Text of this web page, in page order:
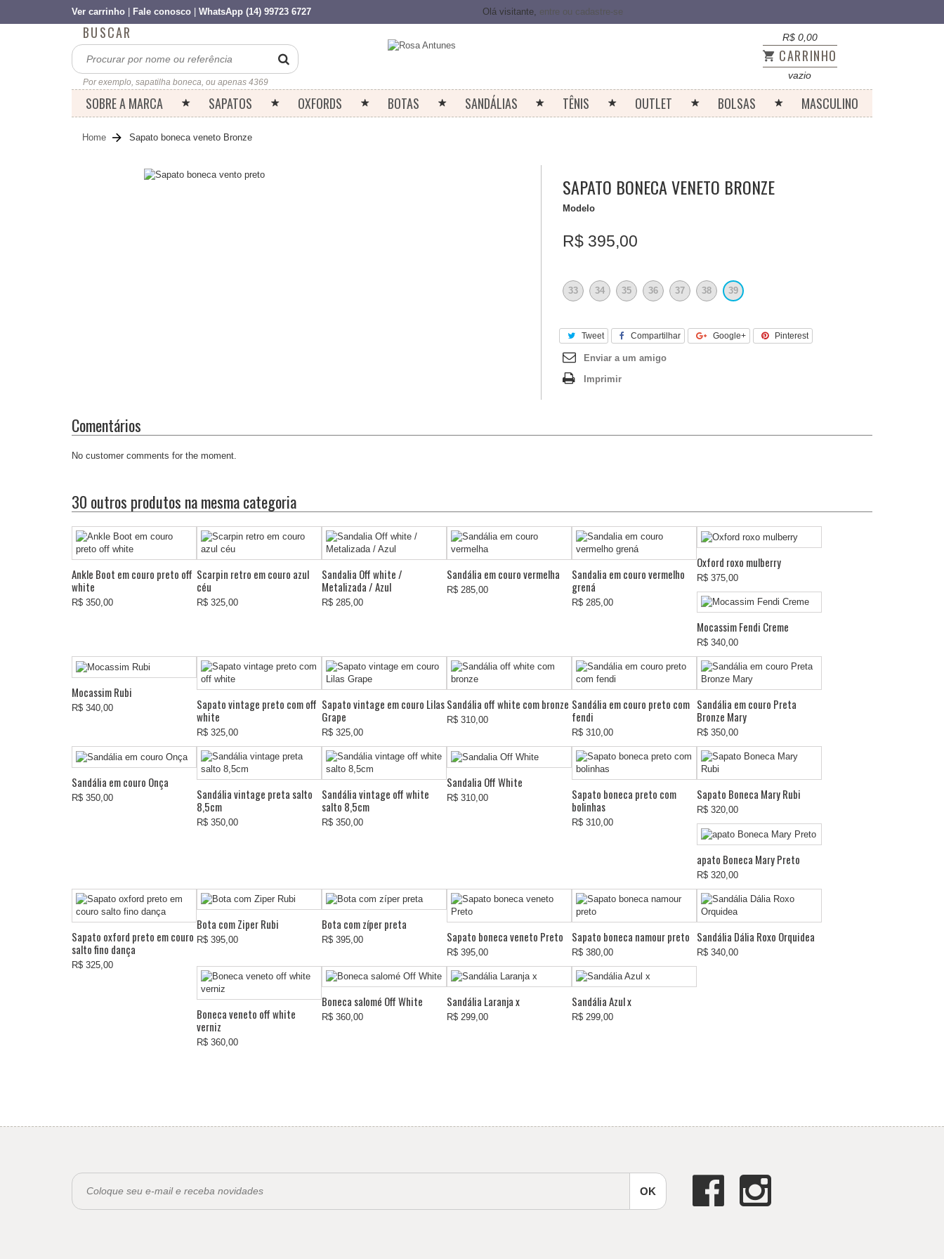
Ver carrinho Fale conosco WhatsApp (14) 99723 6727 Olá visitante, entre ou cadastre-se
BUSCAR
Por exemplo, sapatilha boneca, ou apenas 4369
R$ 0,00
CARRINHO
vazio
SOBRE A MARCA SAPATOS OXFORDS BOTAS SANDÁLIAS TÊNIS OUTLET BOLSAS MASCULINO
Home Sapato boneca veneto Bronze
SAPATO BONECA VENETO BRONZE
Modelo
R$ 395,00
33 34 35 36 37 38 39
Tweet Compartilhar Google+ Pinterest
Enviar a um amigo
Imprimir
Comentários
No customer comments for the moment.
30 outros produtos na mesma categoria
Ankle Boot em couro preto off
white
R$ 350,00
Scarpin retro em couro azul
céu
R$ 325,00
Sandalia Off white /
Metalizada / Azul
R$ 285,00
Sandália em couro vermelha
R$ 285,00
Sandalia em couro vermelho
grená
R$ 285,00
Oxford roxo mulberry
R$ 375,00
Mocassim Fendi Creme
R$ 340,00
Mocassim Rubi
R$ 340,00
Sapato vintage preto com off
white
R$ 325,00
Sapato vintage em couro Lilas
Grape
R$ 325,00
Sandália off white com bronze
R$ 310,00
Sandália em couro preto com
fendi
R$ 310,00
Sandália em couro Preta
Bronze Mary
R$ 350,00
Sandália em couro Onça
R$ 350,00
Sandália vintage preta salto
8,5cm
R$ 350,00
Sandália vintage off white
salto 8,5cm
R$ 350,00
Sandalia Off White
R$ 310,00
Sapato boneca preto com
bolinhas
R$ 310,00
Sapato Boneca Mary Rubi
R$ 320,00
apato Boneca Mary Preto
R$ 320,00
Sapato oxford preto em couro
salto fino dança
R$ 325,00
Bota com Ziper Rubi
R$ 395,00
Bota com zíper preta
R$ 395,00 Sapato boneca veneto Preto
R$ 395,00
Sapato boneca namour preto
R$ 380,00
Sandália Dália Roxo Orquidea
R$ 340,00
Boneca veneto off white
verniz
R$ 360,00
Boneca salomé Off White
R$ 360,00
Sandália Laranja x
R$ 299,00
Sandália Azul x
R$ 299,00
OK